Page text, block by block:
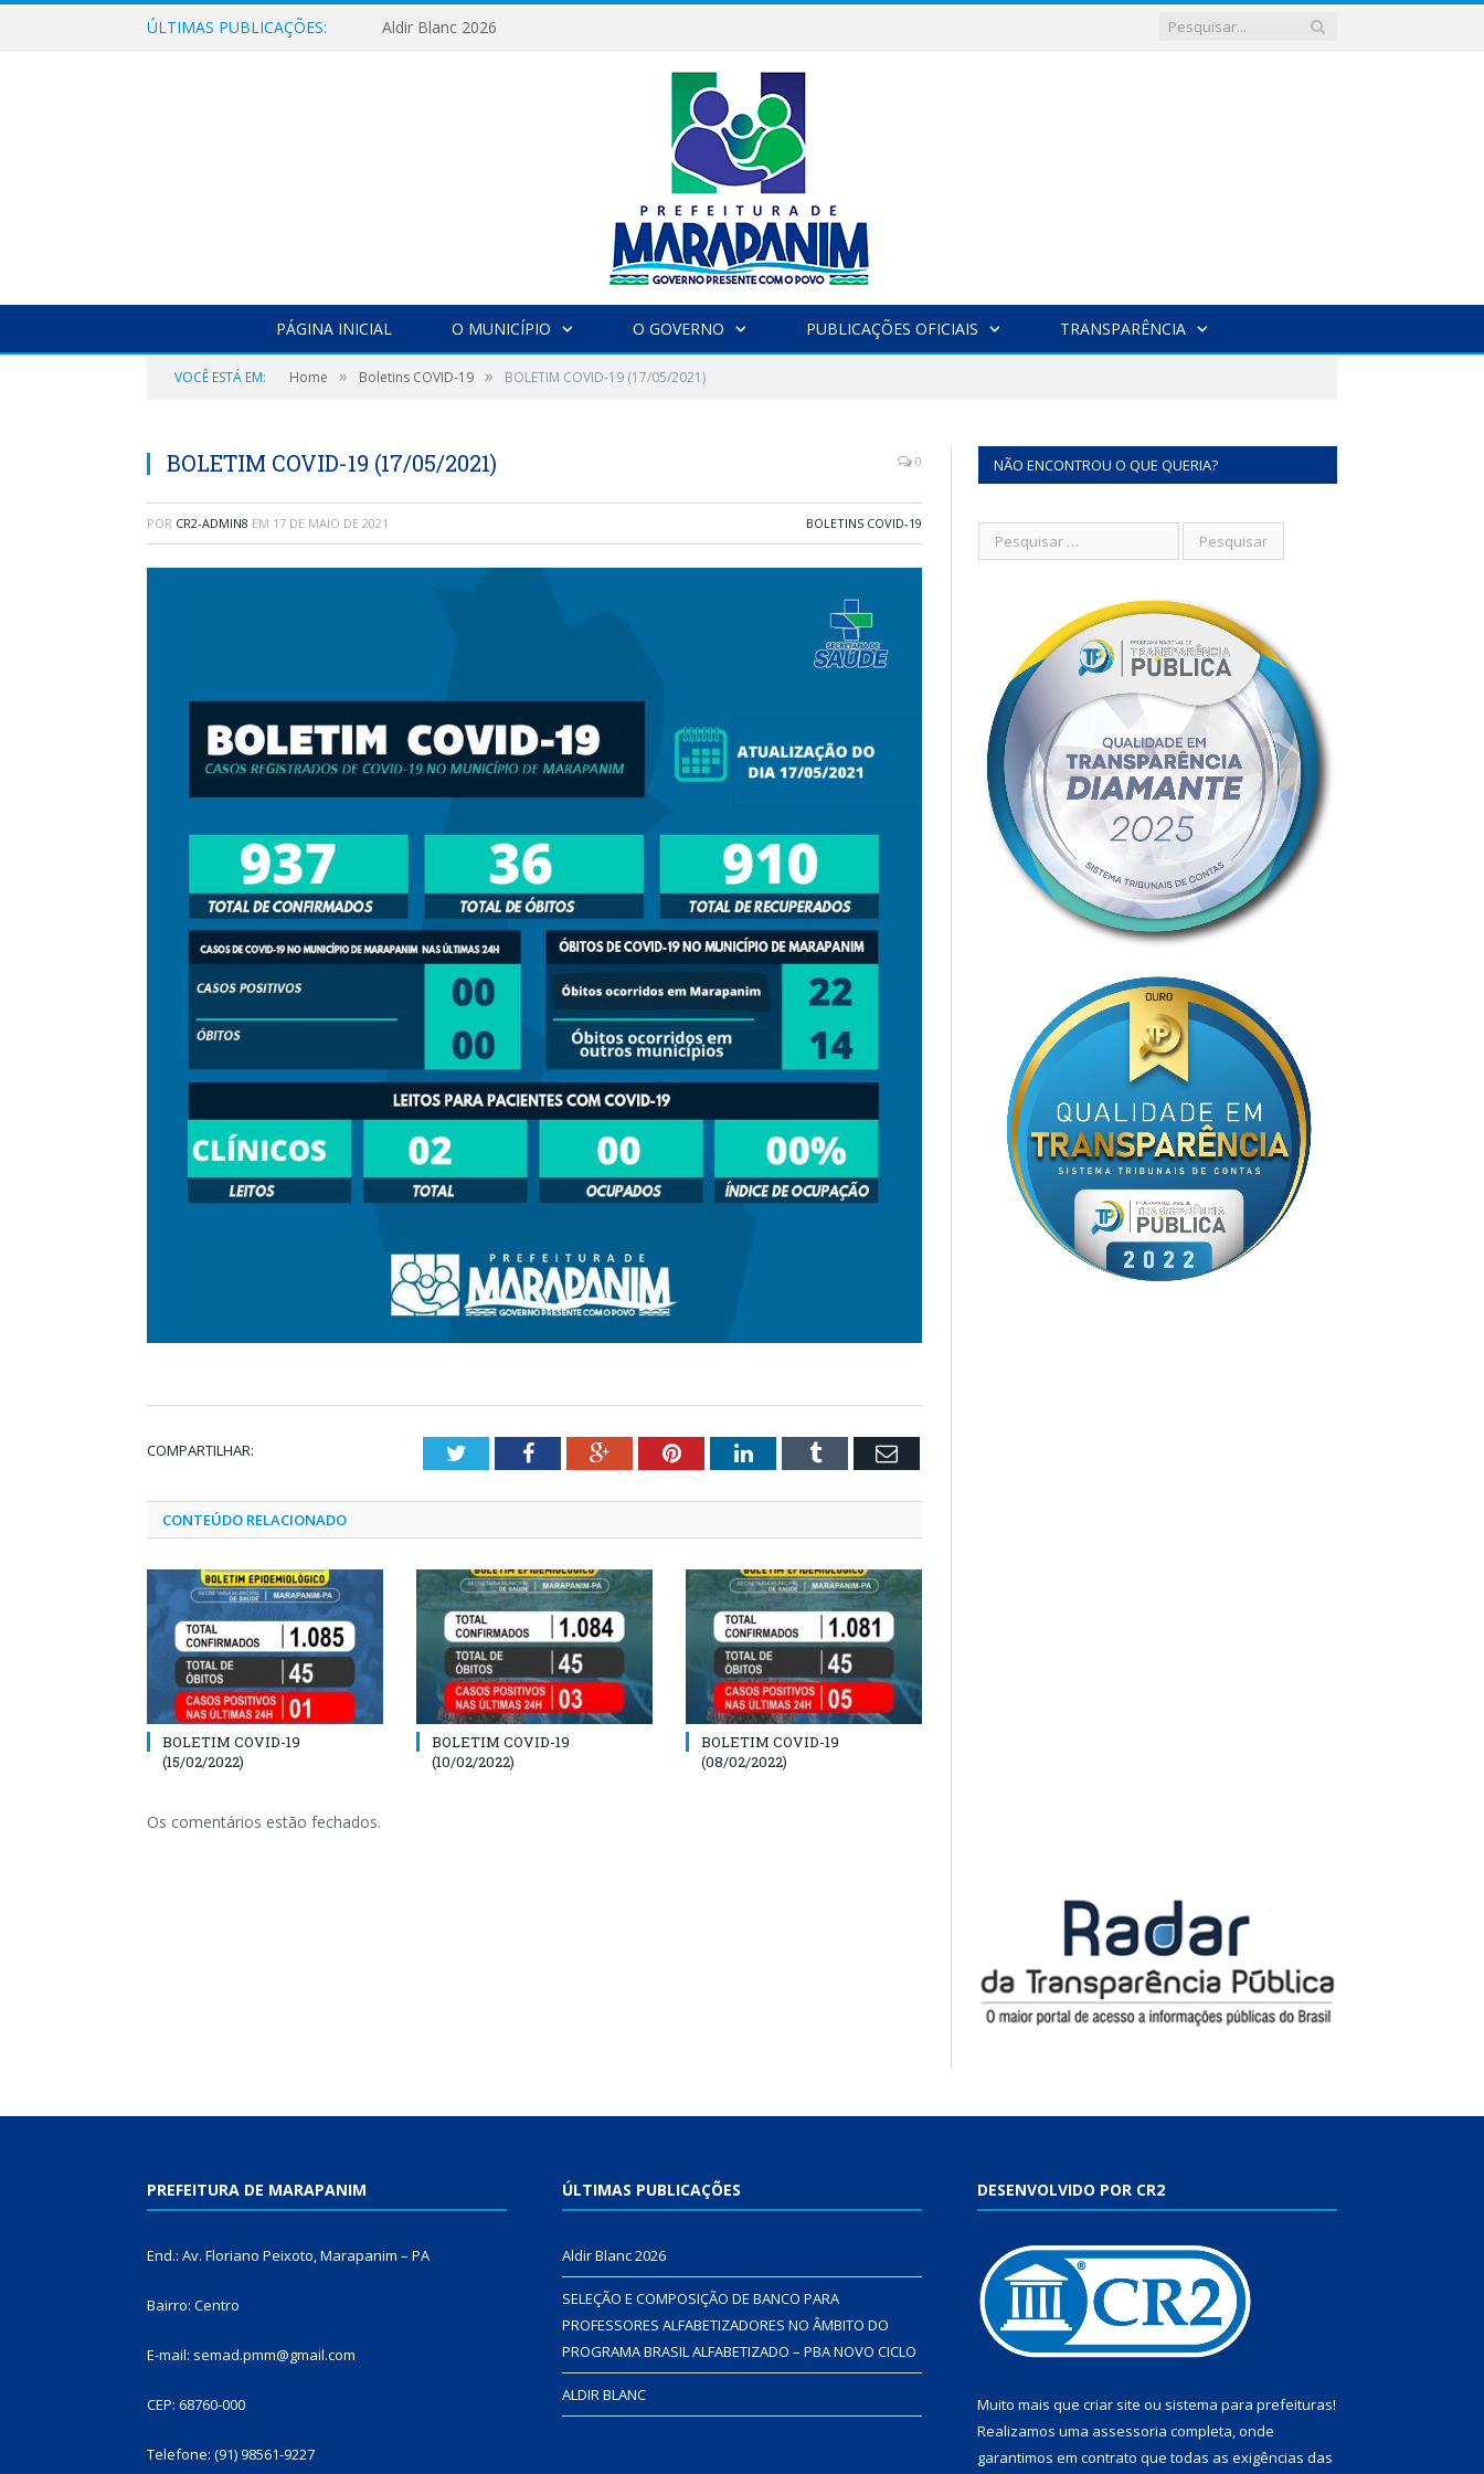
ÚLTIMAS PUBLICAÇÕES: Aldir Blanc 2026
PÁGINA INICIAL O MUNICÍPIO O GOVERNO PUBLICAÇÕES OFICIAIS TRANSPARÊNCIA
VOCÊ ESTÁ EM: Home » Boletins COVID-19 » BOLETIM COVID-19 (17/05/2021)
BOLETIM COVID-19 (17/05/2021) 0
POR CR2-ADMIN8 EM 17 DE MAIO DE 2021 BOLETINS COVID-19
COMPARTILHAR: TwitterFacebookGoogle+PinterestLinkedInTumblr Email
CONTEÚDO RELACIONADO
BOLETIM COVID-19
(15/02/2022)
BOLETIM COVID-19
(10/02/2022)
BOLETIM COVID-19
(08/02/2022)
Os comentários estão fechados.
NÃO ENCONTROU O QUE QUERIA?
PREFEITURA DE MARAPANIM
End.: Av. Floriano Peixoto, Marapanim – PA
Bairro: Centro
E-mail: semad.pmm@gmail.com
CEP: 68760-000
Telefone: (91) 98561-9227
ÚLTIMAS PUBLICAÇÕES
Aldir Blanc 2026
SELEÇÃO E COMPOSIÇÃO DE BANCO PARA
PROFESSORES ALFABETIZADORES NO ÂMBITO DO
PROGRAMA BRASIL ALFABETIZADO – PBA NOVO CICLO
ALDIR BLANC
DESENVOLVIDO POR CR2
Muito mais que criar site ou sistema para prefeituras!
Realizamos uma assessoria completa, onde
garantimos em contrato que todas as exigências das